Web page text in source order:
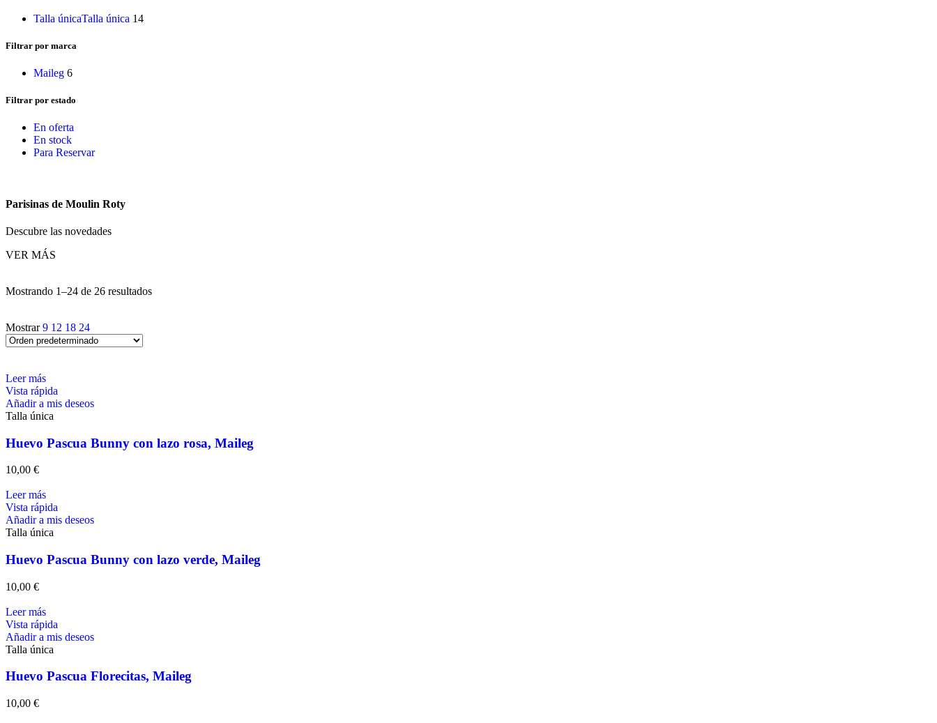
Talla únicaTalla única 14
Filtrar por marca
Maileg 6
Filtrar por estado
En oferta
En stock
Para Reservar
Parisinas de Moulin Roty
Descubre las novedades
VER MÁS
Mostrando 1–24 de 26 resultados
Mostrar9 12 18 24
Leer más
Vista rápida
Añadir a mis deseos
Talla única
Huevo Pascua Bunny con lazo rosa, Maileg
10,00 €
Leer más
Vista rápida
Añadir a mis deseos
Talla única
Huevo Pascua Bunny con lazo verde, Maileg
10,00 €
Leer más
Vista rápida
Añadir a mis deseos
Talla única
Huevo Pascua Florecitas, Maileg
10,00 €